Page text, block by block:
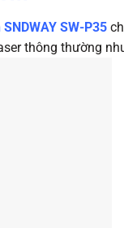
SW-P35
thông thường